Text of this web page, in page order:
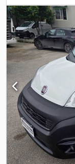
Équipement:ABS,
CH - EURO 6
CLIMATISATION
POSSIBLE AUSSI
MENSUALITÉS,
POSSIBLES
facture. Malgré le
caractéristiques
exister au niveau
photographies.
l’un de nos
information